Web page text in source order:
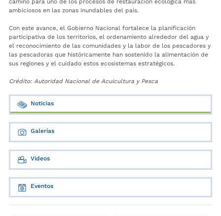
camino para uno de los procesos de restauración ecológica más
ambiciosos en las zonas inundables del país.
Con este avance, el Gobierno Nacional fortalece la planificación
participativa de los territorios, el ordenamiento alrededor del agua y
el reconocimiento de las comunidades y la labor de los pescadores y
las pescadoras que históricamente han sostenido la alimentación de
sus regiones y el cuidado estos ecosistemas estratégicos.
Crédito: Autoridad Nacional de Acuicultura y Pesca
Noticias
Galerías
Videos
Eventos